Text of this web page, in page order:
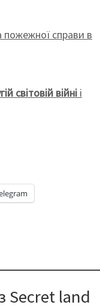
пожежної справи в
світовій війні і
Secret land